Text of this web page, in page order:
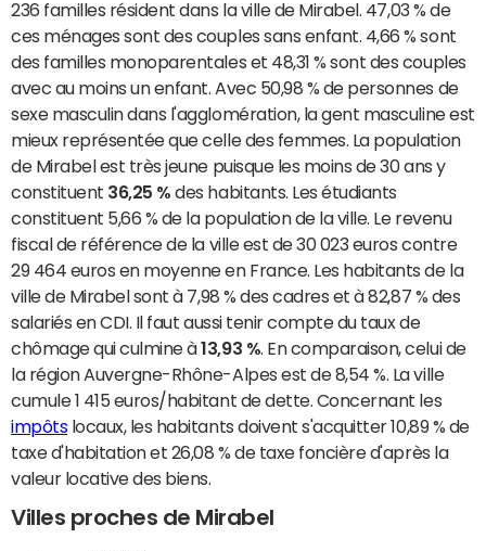
236 familles résident dans la ville de Mirabel. 47,03 % de
ces ménages sont des couples sans enfant. 4,66 % sont
des familles monoparentales et 48,31 % sont des couples
avec au moins un enfant. Avec 50,98 % de personnes de
sexe masculin dans l'agglomération, la gent masculine est
mieux représentée que celle des femmes. La population
de Mirabel est très jeune puisque les moins de 30 ans y
constituent 36,25 % des habitants. Les étudiants
constituent 5,66 % de la population de la ville. Le revenu
fiscal de référence de la ville est de 30 023 euros contre
29 464 euros en moyenne en France. Les habitants de la
ville de Mirabel sont à 7,98 % des cadres et à 82,87 % des
salariés en CDI. Il faut aussi tenir compte du taux de
chômage qui culmine à13,93 % . En comparaison, celui de
la région Auvergne-Rhône-Alpes est de 8,54 %. La ville
cumule 1 415 euros/habitant de dette. Concernant les
impôtslocaux, les habitants doivent s'acquitter 10,89 % de
taxe d'habitation et 26,08 % de taxe foncière d'après la
valeur locative des biens.
Villes proches de Mirabel